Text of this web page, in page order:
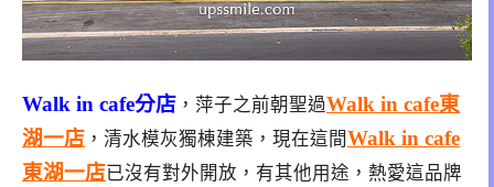
Walk in cafe分店 ，萍子之前朝聖過Walk in cafe東
湖一店 ，清水模灰獨棟建築，現在這間Walk in cafe
東湖一店已沒有對外開放，有其他用途，熱愛這品牌